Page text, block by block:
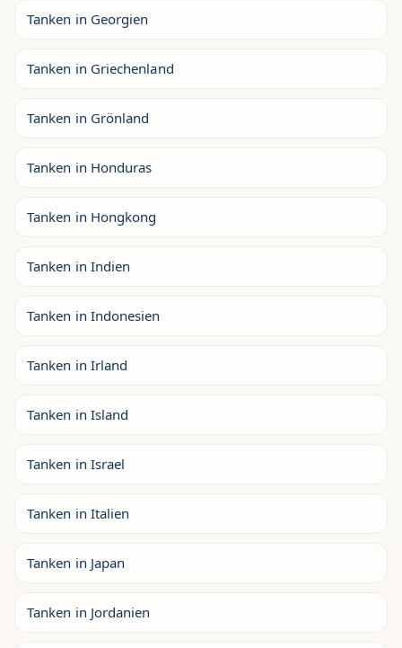
Tanken in Georgien
Tanken in Griechenland
Tanken in Grönland
Tanken in Honduras
Tanken in Hongkong
Tanken in Indien
Tanken in Indonesien
Tanken in Irland
Tanken in Island
Tanken in Israel
Tanken in Italien
Tanken in Japan
Tanken in Jordanien